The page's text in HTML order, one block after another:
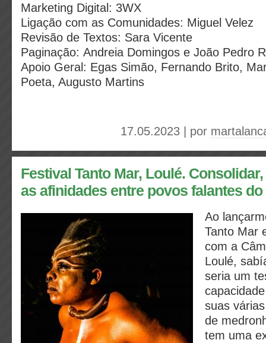
Marketing Digital: 3WX
Ligação com as Comunidades: Miguel Velez
Revisão de Textos: Sara Vicente
Paginação: Andreia Domingos e João Pedro
Apoio Geral: Egas Simão, Fernando Brito,
Poeta, Augusto Martins
17.05.2023 | por
Festival Tanto Mar, Loulé.
as afinidades entre povos falantes
Ao
Tanto Mar
com a
Loulé,
seria um
suas
de
tem uma